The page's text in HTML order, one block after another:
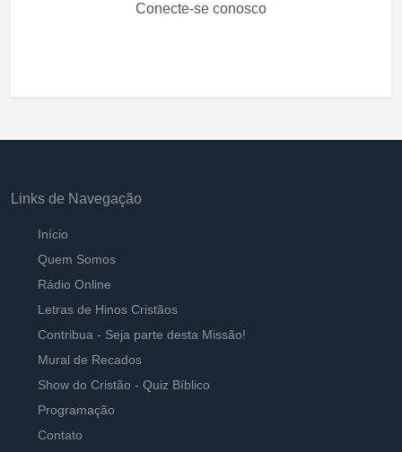
Conecte-se conosco
Links de Navegação
Início
Quem Somos
Rádio Online
Letras de Hinos Cristãos
Contribua - Seja parte desta Missão!
Mural de Recados
Show do Cristão - Quiz Bíblico
Programação
Contato